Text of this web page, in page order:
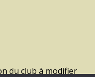
du club à modifier